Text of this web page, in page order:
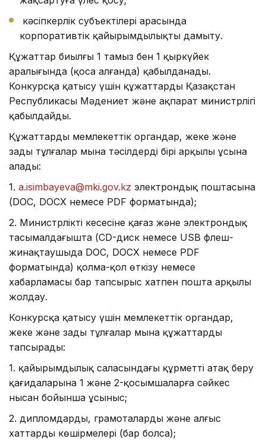
кәсіпкерлік субъектілері арасында
корпоративтік қайырымдылықты дамыту.
Құжаттар биылғы 1 тамыз бен 1 қыркүйек
аралығында (қоса алғанда) қабылданады.
Конкурсқа қатысу үшін құжаттарды Қазақстан
Республикасы Мәдениет және ақпарат министрлігі
қабылдайды.
Құжаттарды мемлекеттік органдар, жеке және
заңды тұлғалар мына тәсілдердің бірі арқылы ұсына
алады:
1. a.isimbayeva@mki.gov.kz электрондық поштасына
(DOC, DOCX немесе PDF форматында);
2. Министрліктің кеңсесіне қағаз және электрондық
тасымалдағышта (CD-диск немесе USB флеш-
жинақтаушыда DOC, DOCX немесе PDF
форматында) қолма-қол өткізу немесе
хабарламасы бар тапсырыс хатпен пошта арқылы
жолдау.
Конкурсқа қатысу үшін мемлекеттік органдар,
жеке және заңды тұлғалар мына құжаттарды
тапсырады:
1. қайырымдылық саласындағы құрметті атақ беру
қағидаларына 1 және 2-қосымшаларға сәйкес
нысан бойынша ұсыныс;
2. дипломдардың, грамоталардың және алғыс
хаттардың көшірмелері (бар болса);